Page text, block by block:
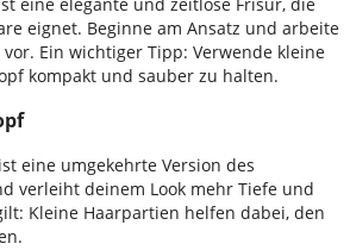
eignet. Beginne am Ansatz und arbeite
Ein wichtiger Tipp: Verwende kleine
kompakt und sauber zu halten.
eine umgekehrte Version des
verleiht deinem Look mehr Tiefe und
Kleine Haarpartien helfen dabei, den